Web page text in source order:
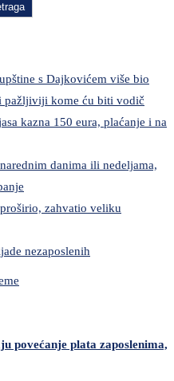
s Dajkovićem više bio
pažljiviji kome ću biti vodič
kazna 150 eura, plaćanje i na
danima ili nedeljama,
zahvatio veliku
nezaposlenih
povećanje plata zaposlenima,